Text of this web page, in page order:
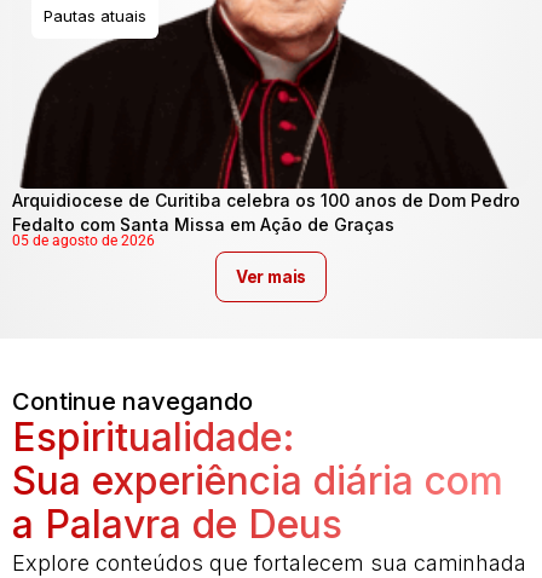
Pautas atuais
Arquidiocese de Curitiba celebra os 100 anos de Dom Pedro
Fedalto com Santa Missa em Ação de Graças
05 de agosto de 2026
Ver mais
Continue navegando
Espiritualidade:
Sua experiência diária com
a Palavra de Deus
Explore conteúdos que fortalecem sua caminhada